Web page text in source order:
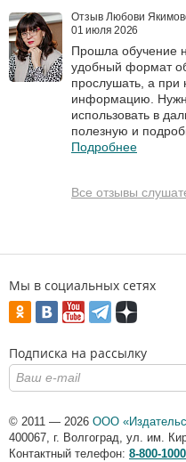
Отзыв Любови
01 июля 2026
Прошла обучение
удобный формат
прослушать, а при
информацию.
использовать в
полезную и
Подробнее
Все отзывы
Мы в социальных сетях
Подписка на рассылку
© 2011 — 2026 ООО
400067, г. Волгоград, ул. им.
Контактный телефон: 8-800-